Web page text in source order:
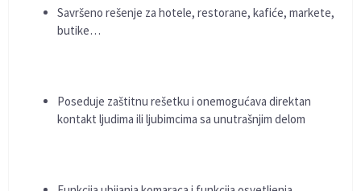
Savršeno rešenje za hotele, restorane, kafiće, markete,
butike…
Poseduje zaštitnu rešetku i onemogućava direktan
kontakt ljudima ili ljubimcima sa unutrašnjim delom